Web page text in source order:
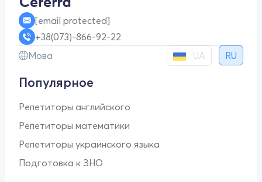
[email protected]
+38(073)-866-92-22
Мова
UA RU
Популярное
Репетиторы английского
Репетиторы математики
Репетиторы украинского языка
Подготовка к ЗНО